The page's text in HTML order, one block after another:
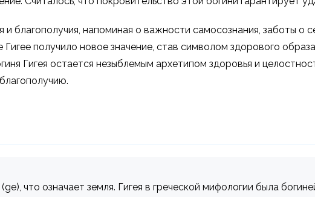
благополучия, напоминая о важности самосознания, заботы о
получило новое значение, став символом здорового
Гигея остается незыблемым архетипом здоровья и
что означает земля. Гигея в греческой мифологии была